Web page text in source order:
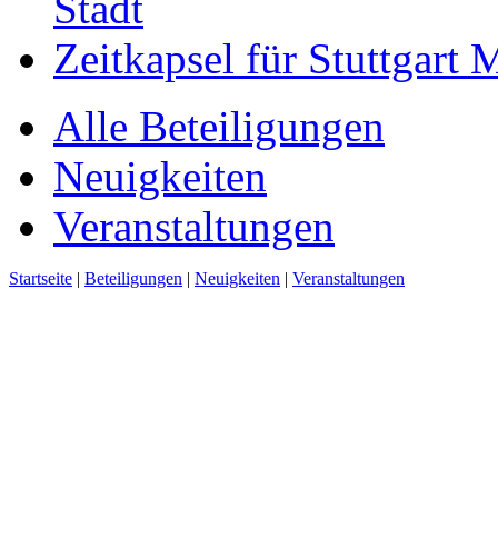
Zeitkapsel für Stuttgart
Alle Beteiligungen
Neuigkeiten
Veranstaltungen
Startseite | Beteiligungen | Neuigkeiten | Veranstaltungen